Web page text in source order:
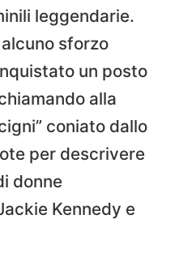
leggendarie.
sforzo
un posto
alla
coniato dallo
per descrivere
donne
Kennedy e